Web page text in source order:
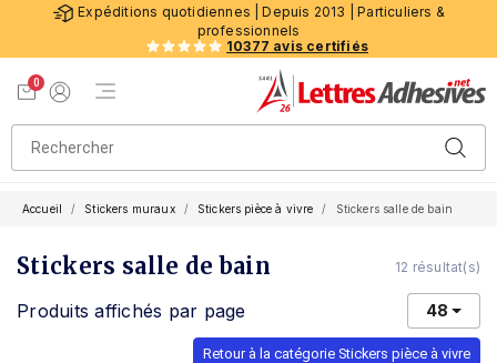
Expéditions quotidiennes | Depuis 2013 | Particuliers &
professionnels
10377 avis certifiés
0
Menu de navigation
Accueil Stickers muraux Stickers pièce à vivre Stickers salle de bain
Stickers salle de bain 12 résultat(s)
Produits affichés par page 48
Retour à la catégorie Stickers pièce à vivre